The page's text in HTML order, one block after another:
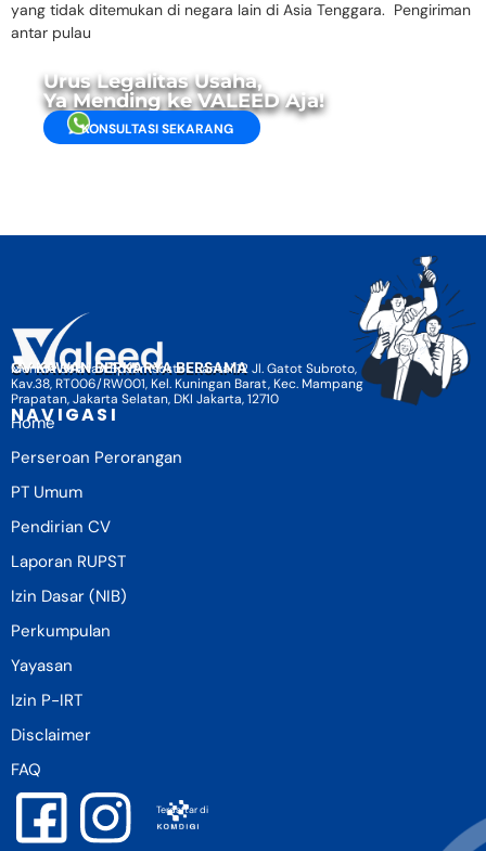
yang tidak ditemukan di negara lain di Asia Tenggara. Pengiriman
antar pulau
Urus Legalitas Usaha,
Ya Mending ke VALEED Aja!
KONSULTASI SEKARANG
CV KAWAN BERKARYA BERSAMA
Menara Selatan BpJamsostek Lantai 12 Jl. Gatot Subroto,
Kav.38, RT006/RW001, Kel. Kuningan Barat, Kec. Mampang
Prapatan, Jakarta Selatan, DKI Jakarta, 12710
NAVIGASI
Home
Perseroan Perorangan
PT Umum
Pendirian CV
Laporan RUPST
Izin Dasar (NIB)
Perkumpulan
Yayasan
Izin P-IRT
Disclaimer
FAQ
Terdaftar di